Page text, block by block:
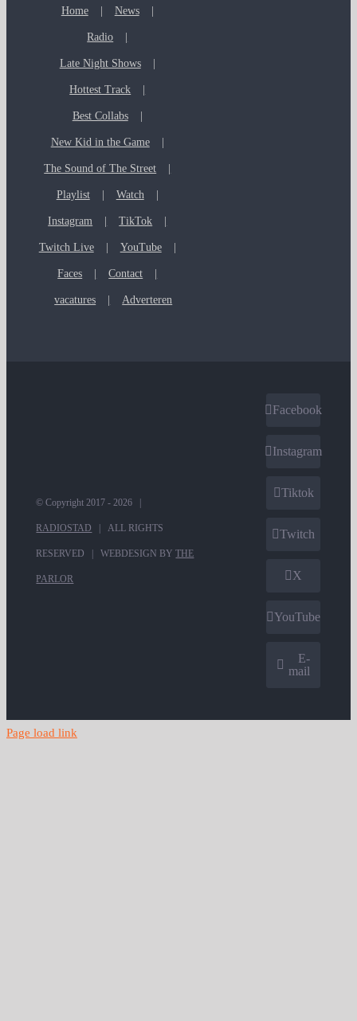
Home News
Radio
Late Night Shows
Hottest Track
Best Collabs
New Kid in the Game
The Sound of The Street
Playlist Watch
Instagram TikTok
Twitch Live YouTube
Faces Contact
vacatures Adverteren
© Copyright 2017 -2026 |
RADIOSTAD | ALL RIGHTS
RESERVED | WEBDESIGN BYTHE
PARLOR
Facebook
Instagram
Tiktok
Twitch
X
YouTube
E-
mail
Page load link